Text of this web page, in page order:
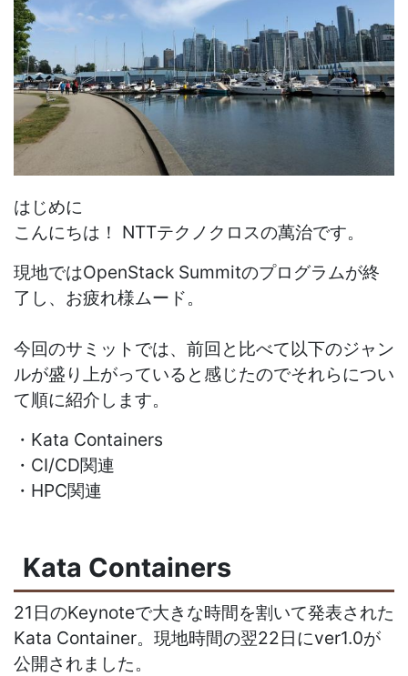
はじめに
こんにちは！ NTTテクノクロスの萬治です。
現地ではOpenStack Summitのプログラムが終
了し、お疲れ様ムード。
今回のサミットでは、前回と比べて以下のジャン
ルが盛り上がっていると感じたのでそれらについ
て順に紹介します。
・Kata Containers
・CI/CD関連
・HPC関連
Kata Containers
21日のKeynoteで大きな時間を割いて発表された
Kata Container。現地時間の翌22日にver1.0が
公開されました。